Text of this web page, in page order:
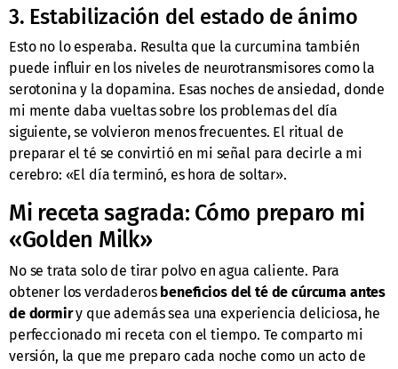
3. Estabilización del estado de ánimo
Esto no lo esperaba. Resulta que la curcumina también
puede influir en los niveles de neurotransmisores como la
serotonina y la dopamina. Esas noches de ansiedad, donde
mi mente daba vueltas sobre los problemas del día
siguiente, se volvieron menos frecuentes. El ritual de
preparar el té se convirtió en mi señal para decirle a mi
cerebro: «El día terminó, es hora de soltar».
Mi receta sagrada: Cómo preparo mi
«Golden Milk»
No se trata solo de tirar polvo en agua caliente. Para
obtener los verdaderos beneficios del té de cúrcuma antes
de dormiry que además sea una experiencia deliciosa, he
perfeccionado mi receta con el tiempo. Te comparto mi
versión, la que me preparo cada noche como un acto de